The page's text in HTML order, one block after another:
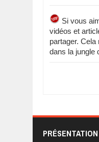
Si vous
vidéos et
partager. Cela
dans la jungle